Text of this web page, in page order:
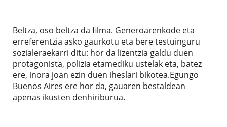
Beltza, oso beltza da filma. Generoarenkode eta
erreferentzia asko gaurkotu eta bere testuinguru
sozialeraekarri ditu: hor da lizentzia galdu duen
protagonista, polizia etamediku ustelak eta, batez
ere, inora joan ezin duen iheslari bikotea.Egungo
Buenos Aires ere hor da, gauaren bestaldean
apenas ikusten denhiriburua.